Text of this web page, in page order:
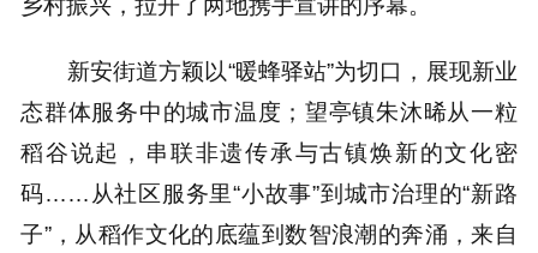
新安街道方颖以“暖蜂驿站”为切口，展现新业
态群体服务中的城市温度；望亭镇朱沐晞从一粒
稻谷说起，串联非遗传承与古镇焕新的文化密
码……从社区服务里“小故事”到城市治理的“新路
子”，从稻作文化的底蕴到数智浪潮的奔涌，来自